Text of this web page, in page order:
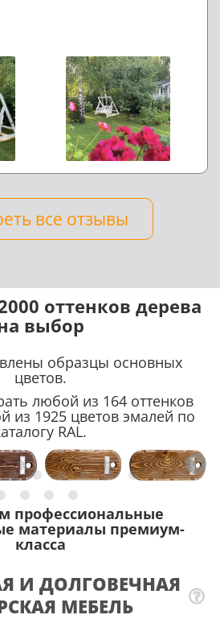
все отзывы
оттенков дерева
выбор
образцы основных
цветов.
любой из 164 оттенков
из 1925 цветов эмалей по
RAL.
профессиональные
материалы премиум-
класса
И ДОЛГОВЕЧНАЯ
МЕБЕЛЬ